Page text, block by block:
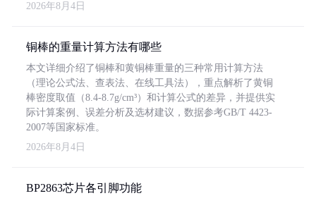
2026年8月4日
铜棒的重量计算方法有哪些
本文详细介绍了铜棒和黄铜棒重量的三种常用计算方法
（理论公式法、查表法、在线工具法），重点解析了黄铜
棒密度取值（8.4-8.7g/cm³）和计算公式的差异，并提供实
际计算案例、误差分析及选材建议，数据参考GB/T 4423-
2007等国家标准。
2026年8月4日
BP2863芯片各引脚功能